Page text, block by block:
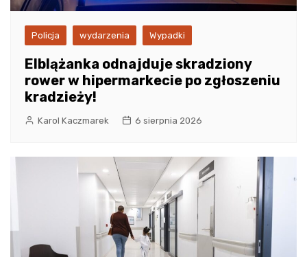
Policja wydarzenia Wypadki
Elblążanka odnajduje skradziony
rower w hipermarkecie po zgłoszeniu
kradzieży!
Karol Kaczmarek 6 sierpnia 2026